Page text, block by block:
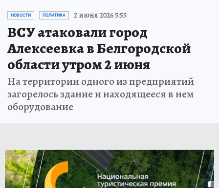
НОВОСТИ ПОЛИТИКА 2 июня 2026 5:55
ВСУ атаковали город
Алексеевка в Белгородской
области утром 2 июня
На территории одного из предприятий
загорелось здание и находящееся в нем
оборудование